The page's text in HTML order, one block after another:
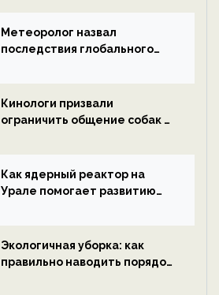
Метеоролог назвал
последствия глобального
ECOportal
Кинологи призвали
ограничить общение собак с
ECOportal
Как ядерный реактор на
Урале помогает развитию
ECOportal
Экологичная уборка: как
правильно наводить порядок